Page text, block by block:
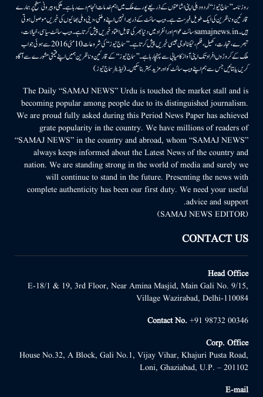
روزنامہ ’’سماج نیوز‘‘ اُردو دہلی اپنی اشاعتوں کے ذریعے پورے ملک میں اہم خدمات انجام دے رہا ہے۔ ملکی وبیرونی سطح پر ہمارے
قارئین وناظرین کی ایک طویل فہرست ہے۔ ویب سائٹ کے ذریعہ انہیں اپنے وطنی، دینی وملی بھائیوں کی خبریں موصول ہوتی
ہیں۔samajnews.inسائٹ عوام اور انفراد میں دنیا بھر کی قابل اعتماد خبریں پیش کرتا ہے۔ ویب سائٹ سیاسی، خیالات،
تبصرے، تجارت، کھیل، فلم، ٹیکنالوجی جیسی خبریں پیش کرتا ہے۔ ’’سماج نیوز‘‘ کی شروعات 10مئی 2016 سے ہوئی جو اب
ملک کے کروڑوں افراد تک اپنی آواز کامیابی سے پہنچا رہا ہے۔ ’’سماج نیوز‘‘ کے قارئین وناظرین ہمیں اپنے قیمتی مشورے سے آگاہ
کریں یا بتائیں جس سے ہم اپنے ویب سائٹ کو اور مزید بہتر بناسکیں۔ (ایڈیٹر سماج نیوز)
The Daily “SAMAJ NEWS” Urdu is touched the market stall and is
becoming popular among people due to its distinguished journalism.
We are proud fully asked during this Period News Paper has achieved
grate popularity in the country. We have millions of readers of
“SAMAJ NEWS” in the country and abroad, whom “SAMAJ NEWS”
always keeps informed about the Latest News of the country and
nation. We are standing strong in the world of media and surely we
will continue to stand in the future. Presenting the news with
complete authenticity has been our first duty. We need your useful
advice and support.
(SAMAJ NEWS EDITOR)
CONTACT US
Head Office
E-18/1 & 19, 3rd Floor, Near Amina Masjid, Main Gali No. 9/15,
Village Wazirabad, Delhi-110084
Contact No. +91 98732 00346
Corp. Office
House No.32, A Block, Gali No.1, Vijay Vihar, Khajuri Pusta Road,
Loni, Ghaziabad, U.P. – 201102
E-mail